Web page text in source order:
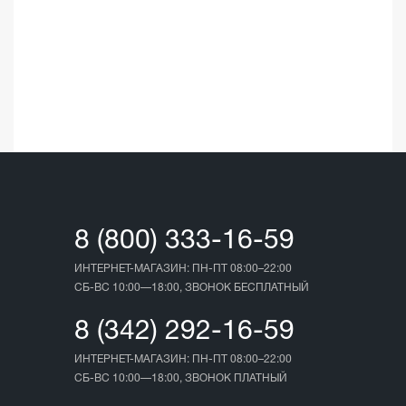
8 (800) 333-16-59
ИНТЕРНЕТ-МАГАЗИН: ПН-ПТ 08:00–22:00
СБ-ВС 10:00—18:00, ЗВОНОК БЕСПЛАТНЫЙ
8 (342) 292-16-59
ИНТЕРНЕТ-МАГАЗИН: ПН-ПТ 08:00–22:00
СБ-ВС 10:00—18:00, ЗВОНОК ПЛАТНЫЙ